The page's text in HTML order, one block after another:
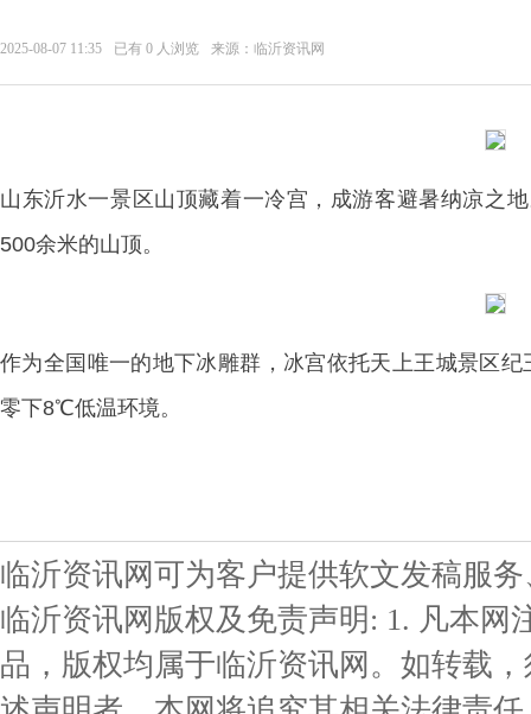
2025-08-07 11:35 已有 0 人浏览 来源：临沂资讯网
山东沂水一景区山顶藏着一冷宫，成游客避暑纳凉之
500余米的山顶。
作为全国唯一的地下冰雕群，冰宫依托天上王城景区
零下8℃低温环境。
临沂资讯网可为客户提供软文发稿服
临沂资讯网版权及免责声明: 1. 凡本网
品，版权均属于临沂资讯网。如转载